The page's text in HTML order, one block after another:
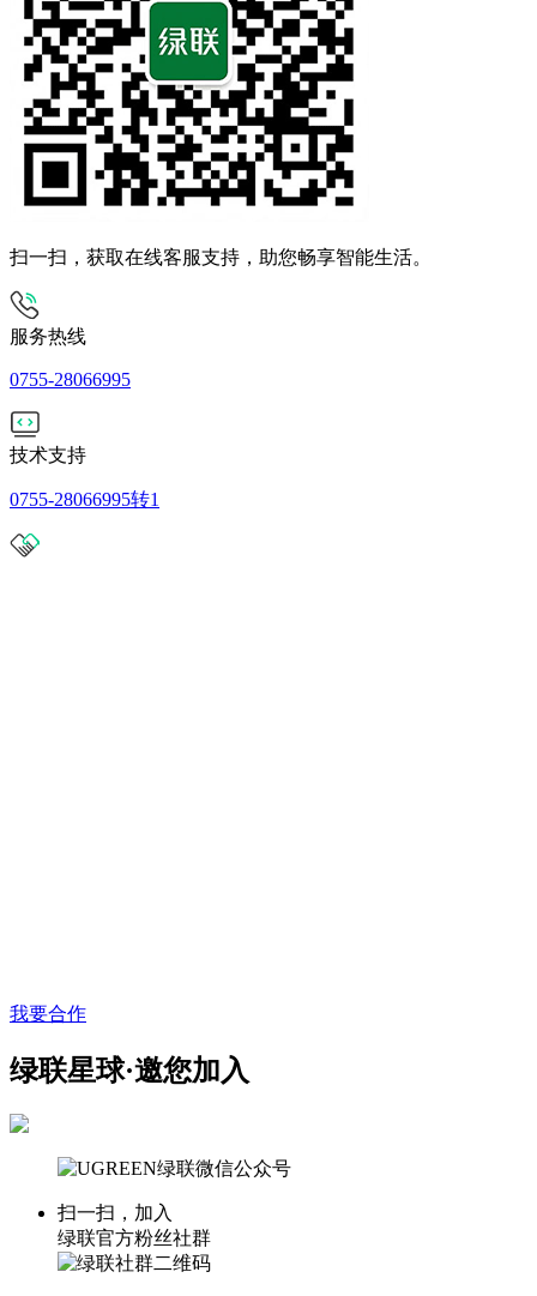
扫一扫，获取在线客服支持，助您畅享智能生活。
服务热线
0755-28066995
技术支持
0755-28066995转1
我要合作
绿联星球·邀您加入
扫一扫，加入
绿联官方粉丝社群